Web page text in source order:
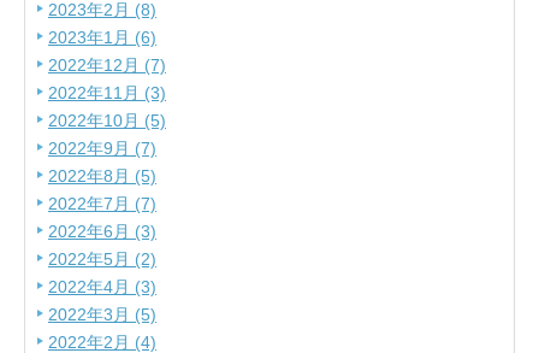
2023年2月 (8)
2023年1月 (6)
2022年12月 (7)
2022年11月 (3)
2022年10月 (5)
2022年9月 (7)
2022年8月 (5)
2022年7月 (7)
2022年6月 (3)
2022年5月 (2)
2022年4月 (3)
2022年3月 (5)
2022年2月 (4)